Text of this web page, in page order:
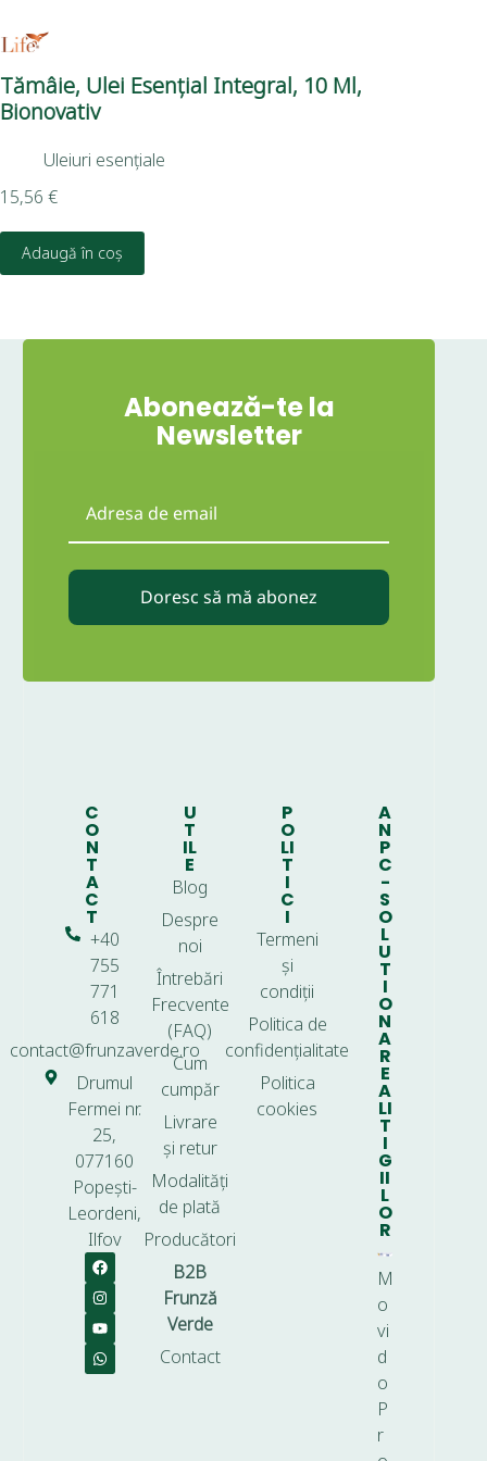
Tămâie, Ulei Esențial Integral, 10 Ml,
Bionovativ
Uleiuri esențiale
15,56 €
Adaugă în coș
Abonează-te la
Newsletter
Doresc să mă abonez
C
O
N
T
A
C
T
+40
755
771
618
contact@frunzaverde.ro
Drumul
Fermei nr.
25,
077160
Popești-
Leordeni,
Ilfov
U
T
IL
E
Blog
Despre
noi
Întrebări
Frecvente
(FAQ)
Cum
cumpăr
Livrare
și retur
Modalități
de plată
Producători
B2B
Frunză
Verde
Contact
P
O
LI
T
I
C
I
Termeni
și
condiții
Politica de
confidențialitate
Politica
cookies
A
N
P
C
-
S
O
L
U
T
I
O
N
A
R
E
A
LI
T
I
G
II
L
O
R
M
o
vi
d
o
P
r